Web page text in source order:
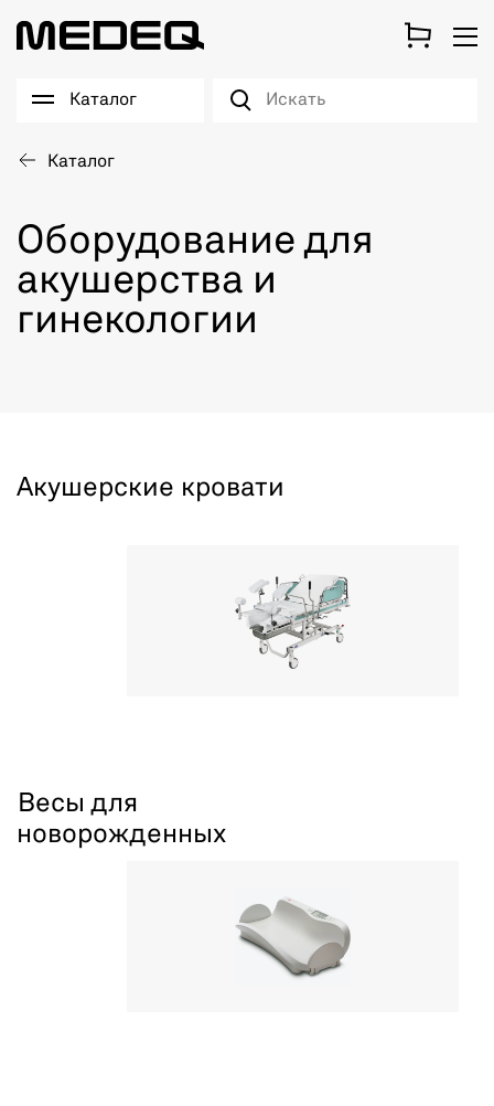
Каталог
Каталог
Оборудование для
акушерства и
гинекологии
Акушерские кровати
Весы для
новорожденных